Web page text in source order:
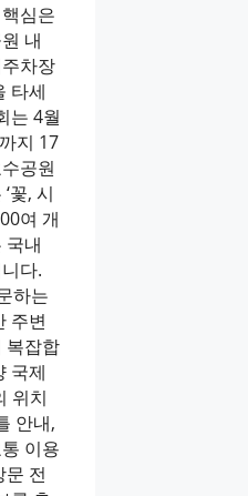
심은
내
차장
타세
는 4월
지 17
공원
꽃, 시
여 개
국내
다.
하는
주변
복잡합
국제
위치
안내,
이용
전